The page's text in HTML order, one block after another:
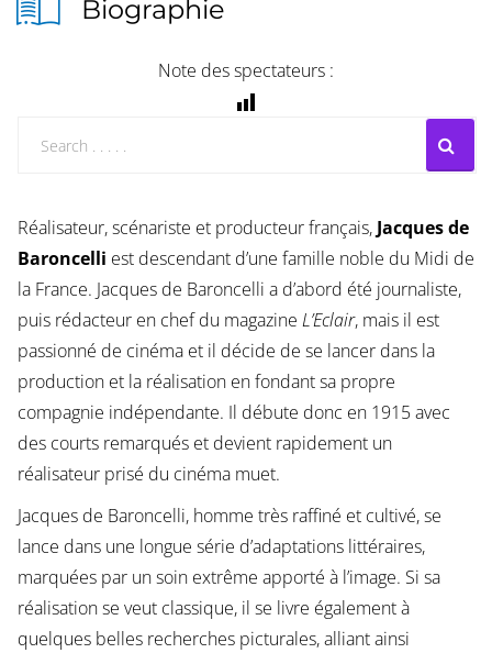
Biographie
Note des spectateurs :
Réalisateur, scénariste et producteur français, Jacques de
Baroncelli est descendant d’une famille noble du Midi de
la France. Jacques de Baroncelli a d’abord été journaliste,
puis rédacteur en chef du magazine L’Eclair, mais il est
passionné de cinéma et il décide de se lancer dans la
production et la réalisation en fondant sa propre
compagnie indépendante. Il débute donc en 1915 avec
des courts remarqués et devient rapidement un
réalisateur prisé du cinéma muet.
Jacques de Baroncelli, homme très raffiné et cultivé, se
lance dans une longue série d’adaptations littéraires,
marquées par un soin extrême apporté à l’image. Si sa
réalisation se veut classique, il se livre également à
quelques belles recherches picturales, alliant ainsi